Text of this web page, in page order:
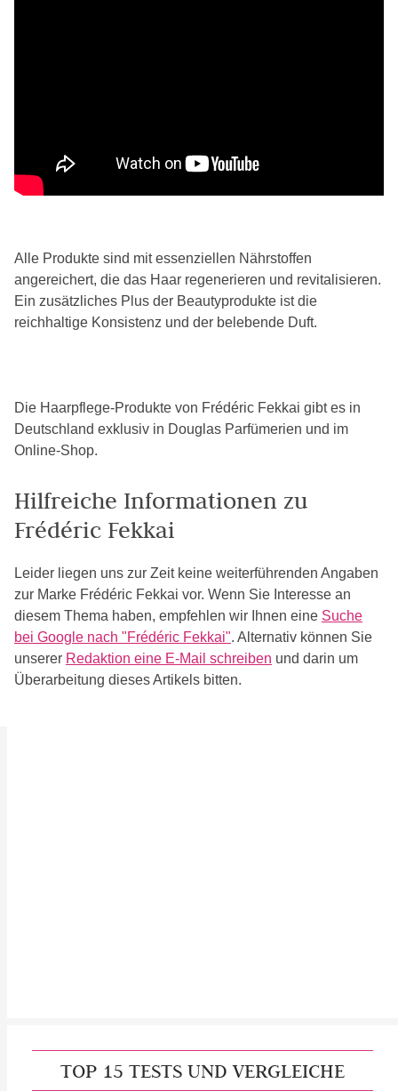
Alle Produkte sind mit essenziellen Nährstoffen
angereichert, die das Haar regenerieren und revitalisieren.
Ein zusätzliches Plus der Beautyprodukte ist die
reichhaltige Konsistenz und der belebende Duft.
Die Haarpflege-Produkte von Frédéric Fekkai gibt es in
Deutschland exklusiv in Douglas Parfümerien und im
Online-Shop.
Hilfreiche Informationen zu
Frédéric Fekkai
Leider liegen uns zur Zeit keine weiterführenden Angaben
zur Marke Frédéric Fekkai vor. Wenn Sie Interesse an
diesem Thema haben, empfehlen wir Ihnen eine Suche
bei Google nach "Frédéric Fekkai". Alternativ können Sie
unserer Redaktion eine E-Mail schreiben und darin um
Überarbeitung dieses Artikels bitten.
TOP 15 TESTS UND VERGLEICHE